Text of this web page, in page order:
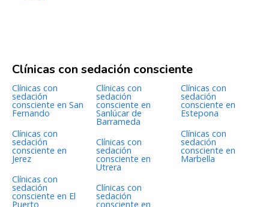
Clínicas con sedación consciente
Clínicas con
sedación
consciente en San
Fernando
Clínicas con
sedación
consciente en
Jerez
Clínicas con
sedación
consciente en El
Puerto
Clínicas con
sedación
consciente en
Sanlúcar de
Barrameda
Clínicas con
sedación
consciente en
Utrera
Clínicas con
sedación
consciente en
Clínicas con
sedación
consciente en
Estepona
Clínicas con
sedación
consciente en
Marbella